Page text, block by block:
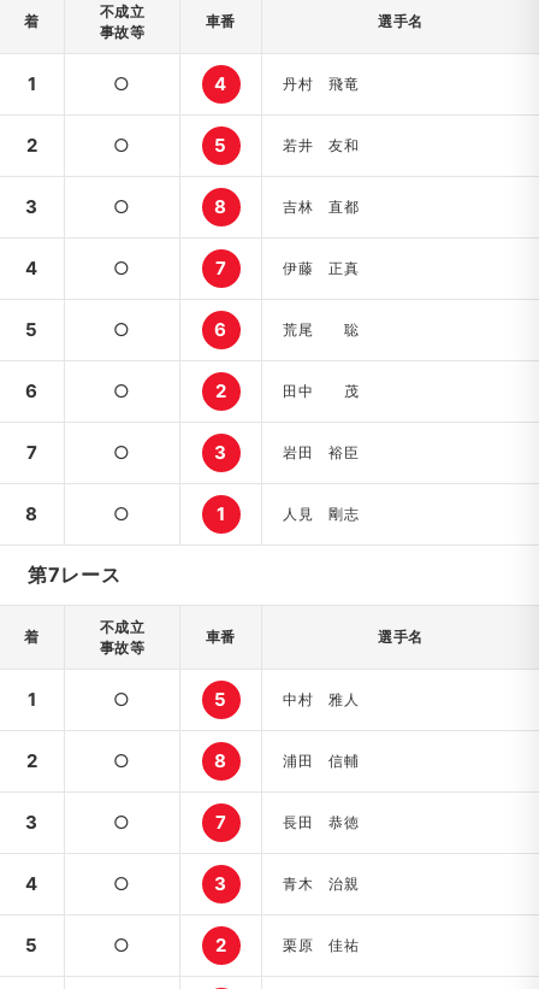
着
不成立
事故等
車番 選手名
1 ○ 4 丹村 飛竜
2 ○ 5 若井 友和
3 ○ 8 吉林 直都
4 ○ 7 伊藤 正真
5 ○ 6 荒尾 聡
6 ○ 2 田中 茂
7 ○ 3 岩田 裕臣
8 ○ 1 人見 剛志
第7レース
着
不成立
事故等
車番 選手名
1 ○ 5 中村 雅人
2 ○ 8 浦田 信輔
3 ○ 7 長田 恭徳
4 ○ 3 青木 治親
5 ○ 2 栗原 佳祐